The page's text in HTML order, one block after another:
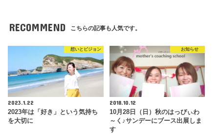
RECOMMEND こちらの記事も人気です。
想いとビジョン
2023.1.22
2023年は「好き」という気持ち
を大切に
お知らせ
2018.10.12
10月28日（日）秋のはっぴぃわ
～く♪サンデーにブース出展しま
す